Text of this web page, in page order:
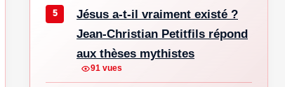
Jésus a-t-il vraiment existé ?
Jean-Christian Petitfils répond
aux thèses mythistes
91 vues